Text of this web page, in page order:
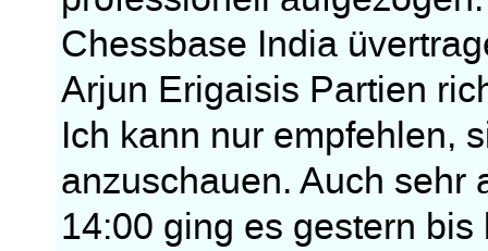
Chessbase India
Arjun Erigaisis Partien
Ich kann nur empfehlen,
anzuschauen. Auch sehr
14:00 ging es gestern